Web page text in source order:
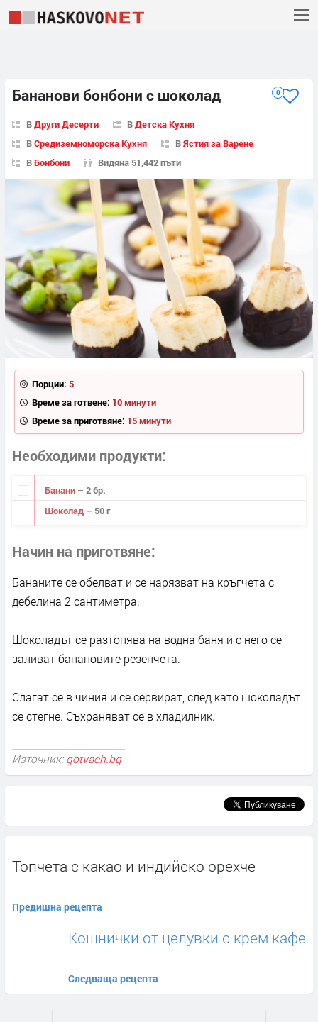
Бананови бонбони с шоколад 0
ВДруги Десерти ВДетска Кухня
ВСредиземноморска Кухня ВЯстия за Варене
ВБонбони Видяна 51,442 пъти
Порции: 5
Време за готвене: 10 минути
Време за приготвяне: 15 минути
Необходими продукти
Банани – 2 бр.
Шоколад – 50 г
Начин на приготвяне
Бананите се обелват и се нарязват на кръгчета с
дебелина 2 сантиметра.
Шоколадът се разтопява на водна баня и с него се
заливат банановите резенчета.
Слагат се в чиния и се сервират, след като шоколадът
се стегне. Съхраняват се в хладилник.
Източник: gotvach.bg
Топчета с какао и индийско орехче
Предишна рецепта
Кошнички от целувки с крем кафе
Следваща рецепта